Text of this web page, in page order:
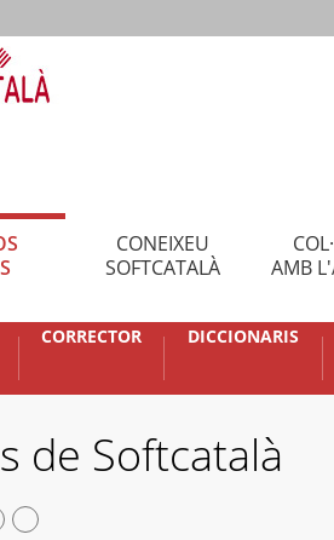
CONEIXEU
SOFTCATALÀ
AMB
CORRECTOR DICCIONARIS
de Softcatalà